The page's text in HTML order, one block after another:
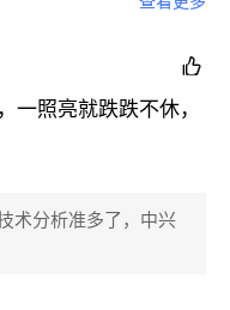
红辣子鸡存储。是
曲线令人害怕，但是

一照亮就跌跌不休，
术分析准多了，中兴